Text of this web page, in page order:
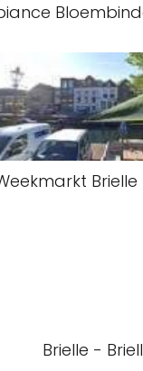
Brielle
Brielle -